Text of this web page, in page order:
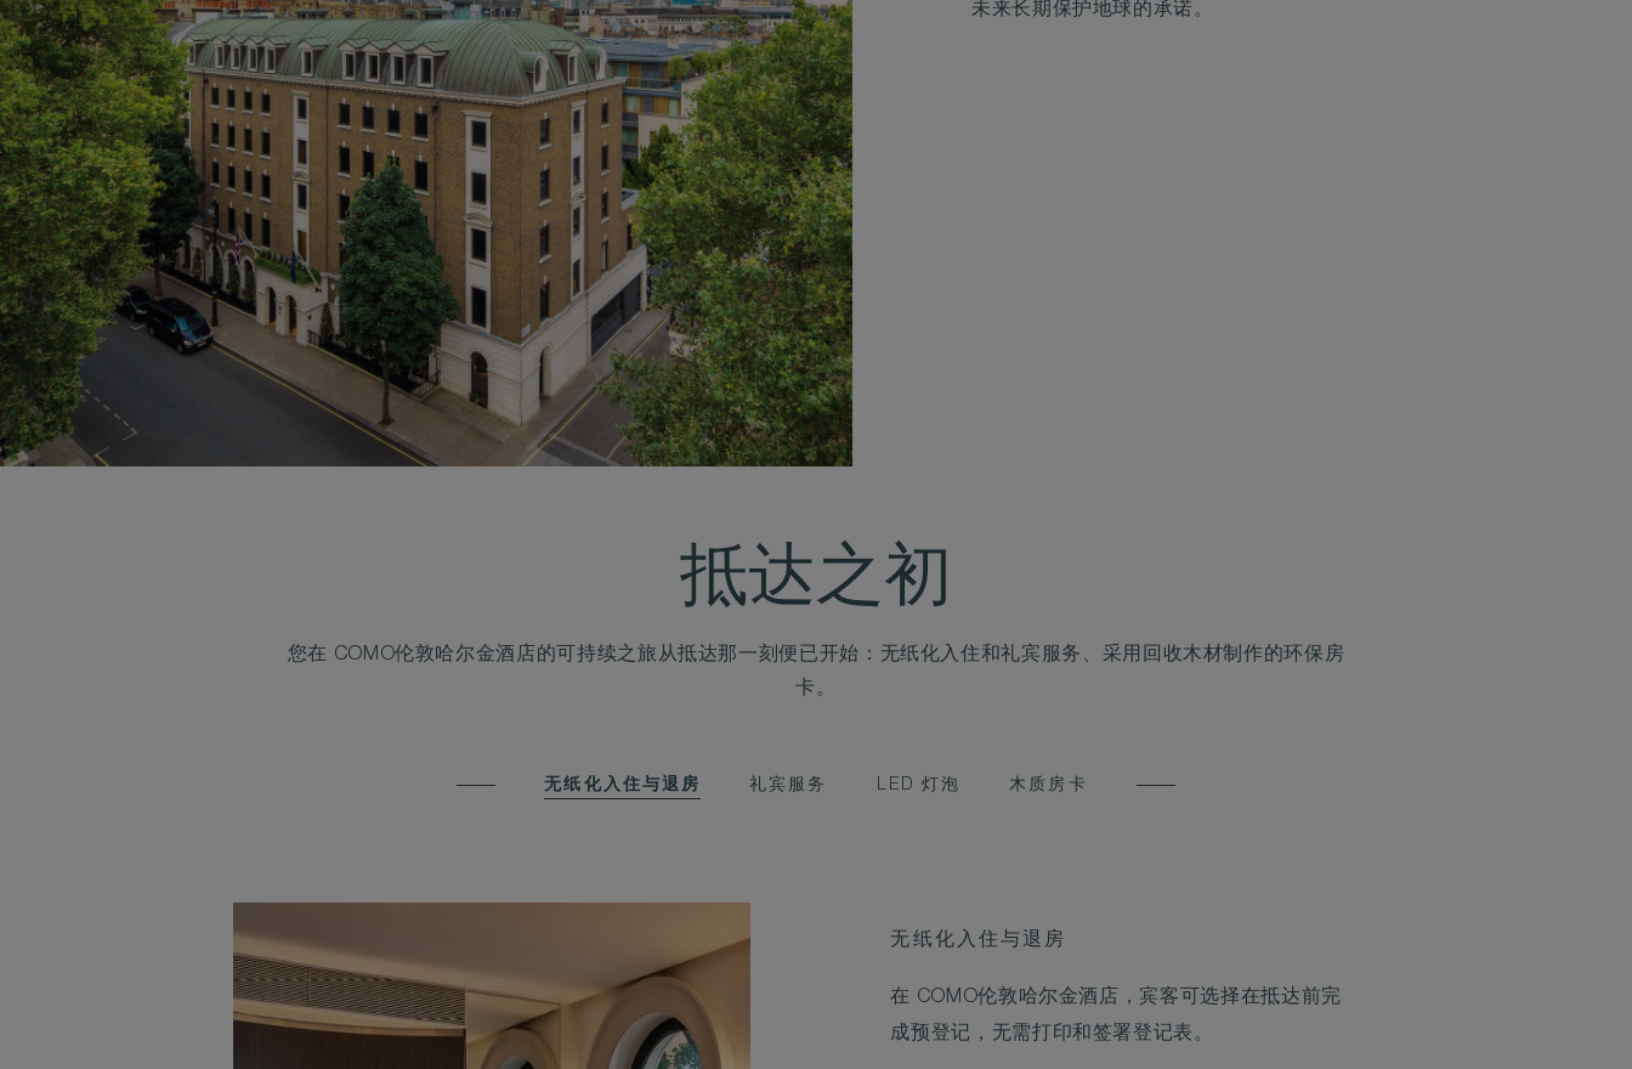
未来长期保护地球的承诺。
抵达之初
您在 COMO伦敦哈尔金酒店的可持续之旅从抵达那一刻便已开始：无纸化入住和礼宾服务、采用回收木材制作的环保房
卡。
无纸化入住与退房 礼宾服务 LED 灯泡 木质房卡
无纸化入住与退房
在 COMO伦敦哈尔金酒店，宾客可选择在抵达前完
成预登记，无需打印和签署登记表。